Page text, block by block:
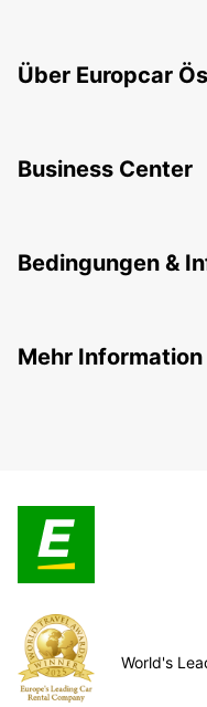
Über Europcar
Business Center
Bedingungen &
Mehr Information
World's